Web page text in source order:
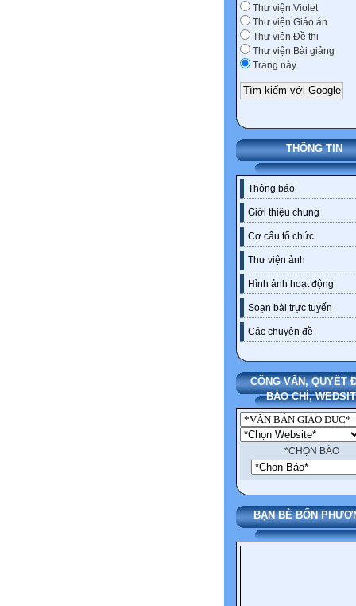
Thư viện Violet
Thư viện Giáo án
Thư viện Đề thi
Thư viện Bài giảng
Trang này
THÔNG TIN
Thông báo
Giới thiệu chung
Cơ cấu tổ chức
Thư viện ảnh
Hình ảnh hoạt động
Soạn bài trực tuyến
Các chuyên đề
CÔNG VĂN, QUYẾT
BÁO CHÍ,
*CHỌN BÁO
BẠN BÈ BỐN